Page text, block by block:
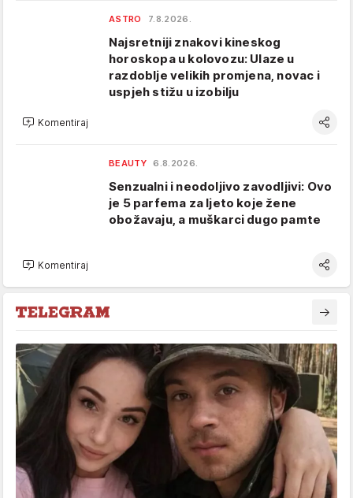
ASTRO 7.8.2026.
Najsretniji znakovi kineskog
horoskopa u kolovozu: Ulaze u
razdoblje velikih promjena, novac i
uspjeh stižu u izobilju
Komentiraj
BEAUTY 6.8.2026.
Senzualni i neodoljivo zavodljivi: Ovo
je 5 parfema za ljeto koje žene
obožavaju, a muškarci dugo pamte
Komentiraj